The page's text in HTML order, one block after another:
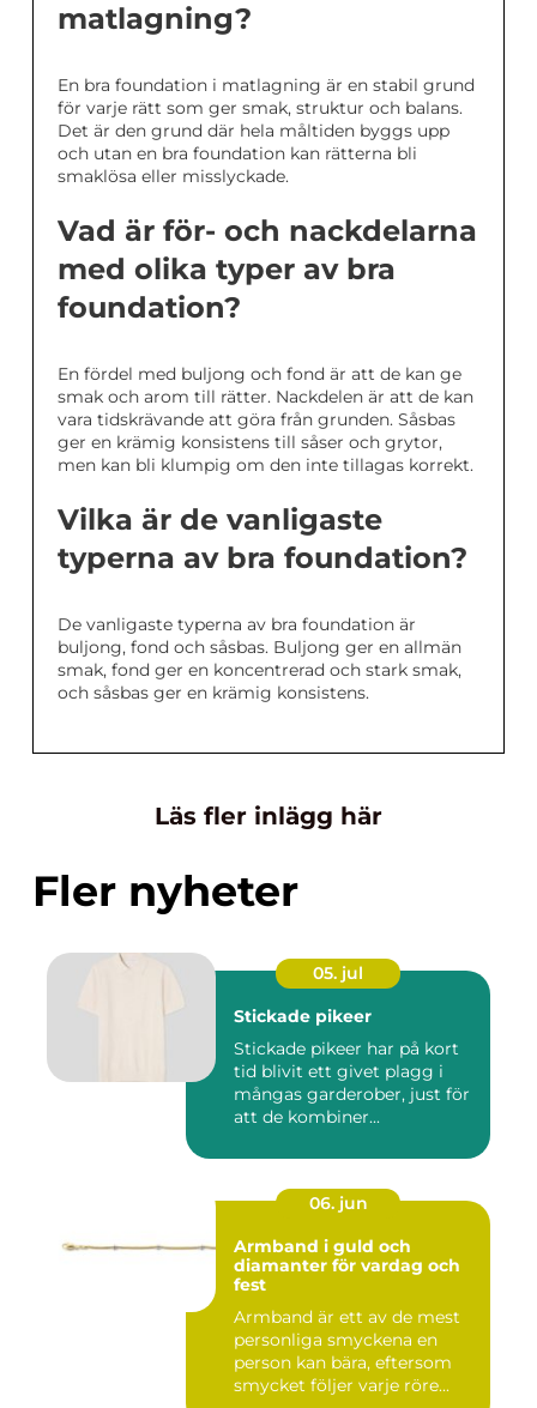
matlagning?
En bra foundation i matlagning är en stabil grund
för varje rätt som ger smak, struktur och balans.
Det är den grund där hela måltiden byggs upp
och utan en bra foundation kan rätterna bli
smaklösa eller misslyckade.
Vad är för- och nackdelarna
med olika typer av bra
foundation?
En fördel med buljong och fond är att de kan ge
smak och arom till rätter. Nackdelen är att de kan
vara tidskrävande att göra från grunden. Såsbas
ger en krämig konsistens till såser och grytor,
men kan bli klumpig om den inte tillagas korrekt.
Vilka är de vanligaste
typerna av bra foundation?
De vanligaste typerna av bra foundation är
buljong, fond och såsbas. Buljong ger en allmän
smak, fond ger en koncentrerad och stark smak,
och såsbas ger en krämig konsistens.
Läs fler inlägg här
Fler nyheter
05. jul
Stickade pikeer
Stickade pikeer har på kort
tid blivit ett givet plagg i
mångas garderober, just för
att de kombiner...
06. jun
Armband i guld och
diamanter för vardag och
fest
Armband är ett av de mest
personliga smyckena en
person kan bära, eftersom
smycket följer varje röre...